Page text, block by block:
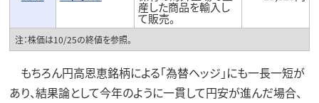
産した商品を輸入し
て販売。
注：株価は10/25の終値を参照。
もちろん円高恩恵銘柄による「為替ヘッジ」にも一長一短が
あり、結果論として今年のように一貫して円安が進んだ場合、